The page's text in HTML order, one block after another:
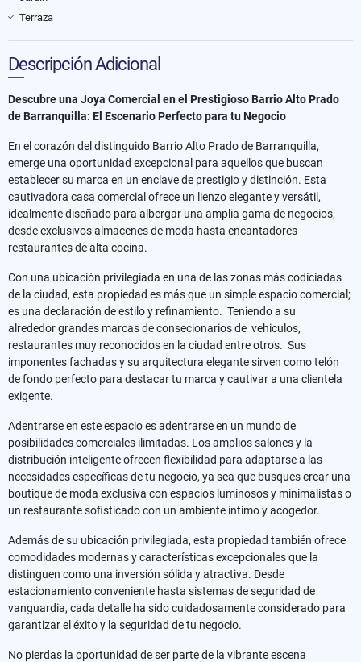
Terraza
Descripción Adicional
Descubre una Joya Comercial en el Prestigioso Barrio Alto Prado
de Barranquilla: El Escenario Perfecto para tu Negocio
En el corazón del distinguido Barrio Alto Prado de Barranquilla,
emerge una oportunidad excepcional para aquellos que buscan
establecer su marca en un enclave de prestigio y distinción. Esta
cautivadora casa comercial ofrece un lienzo elegante y versátil,
idealmente diseñado para albergar una amplia gama de negocios,
desde exclusivos almacenes de moda hasta encantadores
restaurantes de alta cocina.
Con una ubicación privilegiada en una de las zonas más codiciadas
de la ciudad, esta propiedad es más que un simple espacio comercial;
es una declaración de estilo y refinamiento. Teniendo a su
alrededor grandes marcas de consecionarios de vehiculos,
restaurantes muy reconocidos en la ciudad entre otros. Sus
imponentes fachadas y su arquitectura elegante sirven como telón
de fondo perfecto para destacar tu marca y cautivar a una clientela
exigente.
Adentrarse en este espacio es adentrarse en un mundo de
posibilidades comerciales ilimitadas. Los amplios salones y la
distribución inteligente ofrecen flexibilidad para adaptarse a las
necesidades específicas de tu negocio, ya sea que busques crear una
boutique de moda exclusiva con espacios luminosos y minimalistas o
un restaurante sofisticado con un ambiente íntimo y acogedor.
Además de su ubicación privilegiada, esta propiedad también ofrece
comodidades modernas y características excepcionales que la
distinguen como una inversión sólida y atractiva. Desde
estacionamiento conveniente hasta sistemas de seguridad de
vanguardia, cada detalle ha sido cuidadosamente considerado para
garantizar el éxito y la seguridad de tu negocio.
No pierdas la oportunidad de ser parte de la vibrante escena